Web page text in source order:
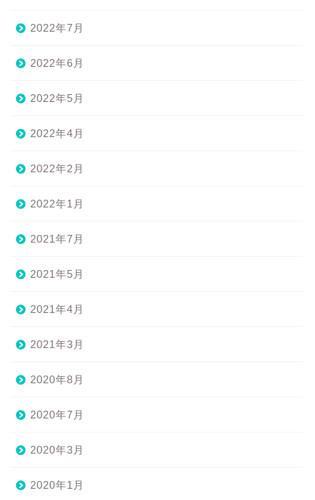
2022年7月
2022年6月
2022年5月
2022年4月
2022年2月
2022年1月
2021年7月
2021年5月
2021年4月
2021年3月
2020年8月
2020年7月
2020年3月
2020年1月